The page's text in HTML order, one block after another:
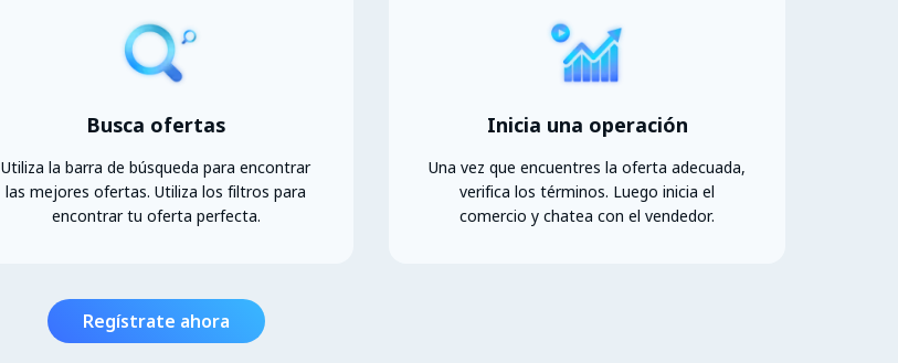
Busca ofertas
Utiliza la barra de búsqueda para encontrar
las mejores ofertas. Utiliza los filtros para
encontrar tu oferta perfecta.
Inicia una operación
Una vez que encuentres la oferta adecuada,
verifica los términos. Luego inicia el
comercio y chatea con el vendedor.
Regístrate ahora